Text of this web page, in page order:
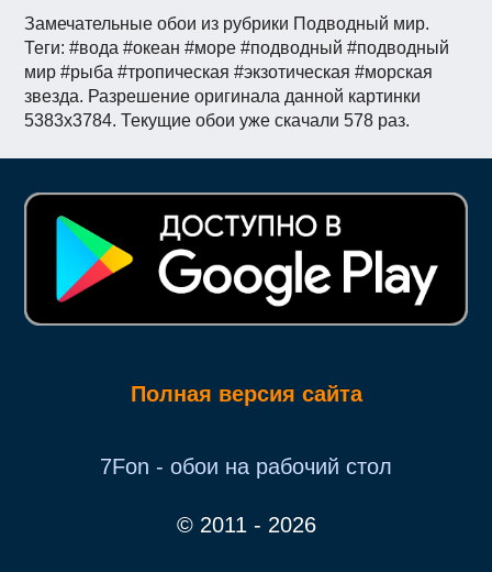
Замечательные обои из рубрики Подводный мир.
Теги: #вода #океан #море #подводный #подводный
мир #рыба #тропическая #экзотическая #морская
звезда. Разрешение оригинала данной картинки
5383x3784. Текущие обои уже скачали 578 раз.
Полная версия сайта
7Fon - обои на рабочий стол
© 2011 - 2026